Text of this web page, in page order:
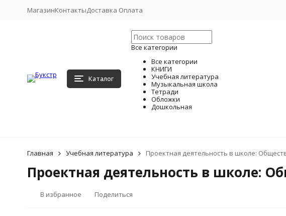
МагазинКонтактыДоставка Оплата
Каталог
Все категории
Все категории
КНИГИ
Учебная литература
Музыкальная школа
Тетради
Обложки
Дошкольная
Главная Учебная литература Проектная деятельность в школе:
Проектная деятельность в школе:
В избранное Поделиться